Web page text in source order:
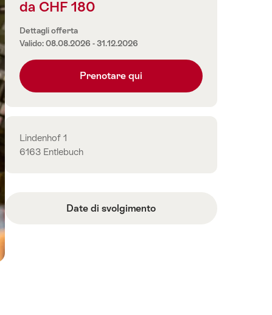
Informazioni
prezzo
da CHF 180
Dettagli offerta
Valido: 08.08.2026 - 31.12.2026
Prenotare qui
Contatto
Lindenhof 1
6163 Entlebuch
Date di svolgimento